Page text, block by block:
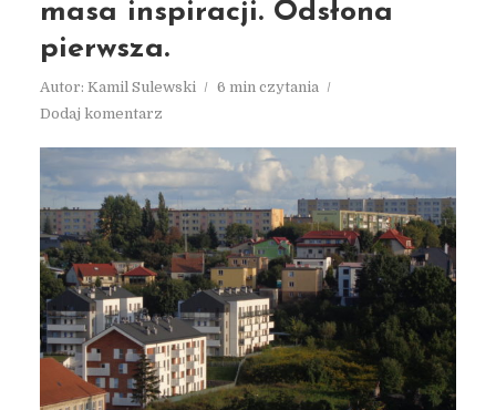
masa inspiracji. Odsłona
pierwsza.
Autor: Kamil Sulewski
6 min czytania
Dodaj komentarz